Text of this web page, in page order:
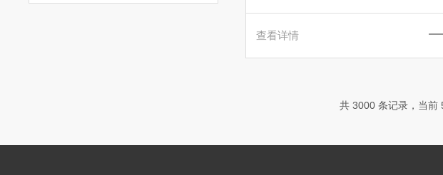
查看详情
共 3000 条记录，当前